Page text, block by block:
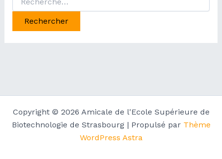
Copyright © 2026 Amicale de l'Ecole Supérieure de
Biotechnologie de Strasbourg | Propulsé par Thème
WordPress Astra